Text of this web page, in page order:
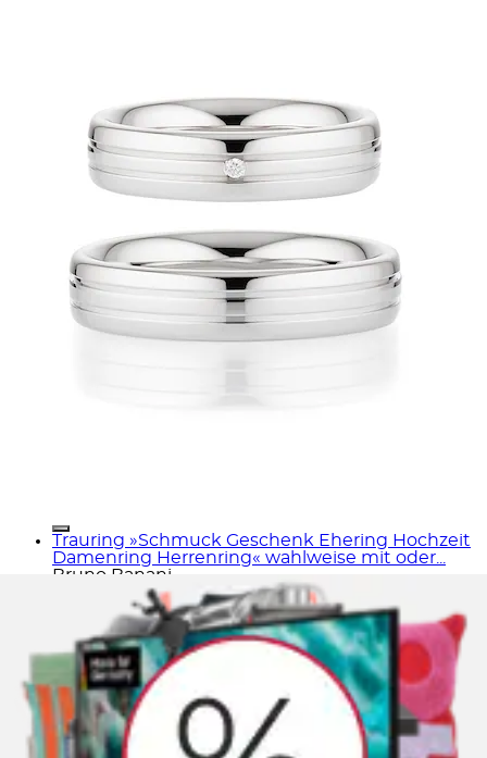
Trauring »Schmuck Geschenk Ehering Hochzeit
Damenring Herrenring« wahlweise mit oder...
Bruno Banani
Ursprünglicher PreisUVP 142,00 €
Aktueller Preis
ab67,58 €